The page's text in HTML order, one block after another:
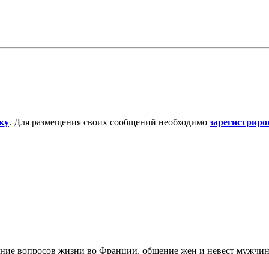
. Для размещения своих сообщений необходимо
вопросов жизни во Франции, общение жен и невест